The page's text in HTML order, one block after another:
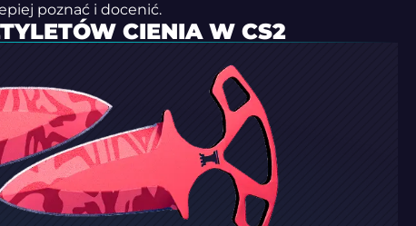
poznać i docenić.
CIENIA W CS2